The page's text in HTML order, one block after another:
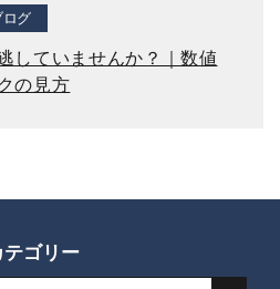
ログ
していませんか？｜数値
の見方
テゴリー